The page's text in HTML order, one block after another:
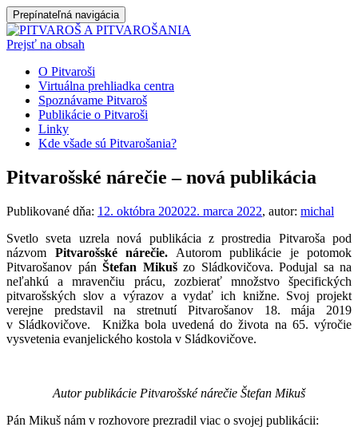
Prepínateľná navigácia
Prejsť na obsah
O Pitvaroši
Virtuálna prehliadka centra
Spoznávame Pitvaroš
Publikácie o Pitvaroši
Linky
Kde všade sú Pitvarošania?
Pitvarošské nárečie – nová publikácia
Publikované dňa: 12. októbra 202022. marca 2022, autor: michal
Svetlo sveta uzrela nová publikácia z prostredia Pitvaroša pod
názvom Pitvarošské nárečie. Autorom publikácie je potomok
Pitvarošanov pán Štefan Mikušzo Sládkovičova. Podujal sa na
neľahkú a mravenčiu prácu, zozbierať množstvo špecifických
pitvarošských slov a výrazov a vydať ich knižne. Svoj projekt
verejne predstavil na stretnutí Pitvarošanov 18. mája 2019
v Sládkovičove. Knižka bola uvedená do života na 65. výročie
vysvetenia evanjelického kostola v Sládkovičove.
Autor publikácie Pitvarošské nárečie Štefan Mikuš
Pán Mikuš nám v rozhovore prezradil viac o svojej publikácii: